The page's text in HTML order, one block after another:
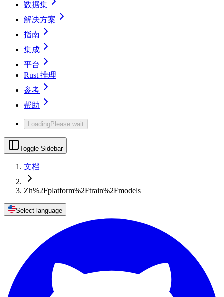
数据集
解决方案
指南
集成
平台
Rust 推理
参考
帮助
LoadingPlease wait
Toggle Sidebar
文档
Zh%2Fplatform%2Ftrain%2Fmodels
Select language